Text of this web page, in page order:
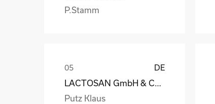
P.Stamm
DE
Putz Klaus